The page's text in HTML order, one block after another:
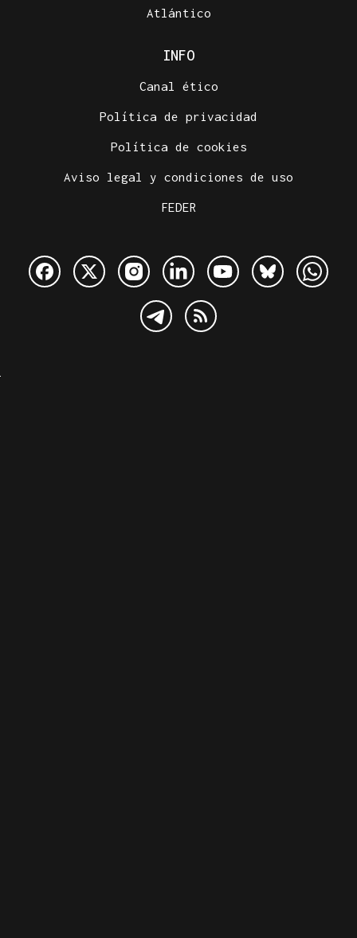
Atlántico
INFO
Canal ético
Política de privacidad
Política de cookies
Aviso legal y condiciones de uso
FEDER